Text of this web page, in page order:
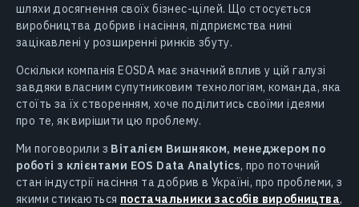
шляхи досягнення своїх бізнес-цілей. Що стосується
виробництва добрив і насіння, підприємства нині
зацікавлені у розширенні ринків збуту.
Оскільки компанія EOSDA має значний вплив у цій галузі
завдяки власним супутниковим технологіям, команда, яка
стоїть за їх створенням, хоче поділитись своїми ідеями
про те, як вирішити цю проблему.
Ми поговорили з Віталієм Вишняком, менеджером по
роботі з клієнтами EOS Data Analytics, про поточний
стан індустрії насіння та добрив в Україні, про проблеми, з
якими стикаються постачальники засобів виробництва,